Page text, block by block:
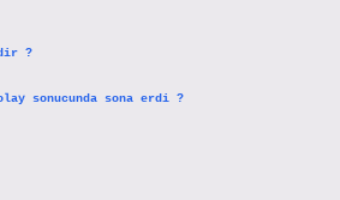
?
sonucunda sona erdi ?